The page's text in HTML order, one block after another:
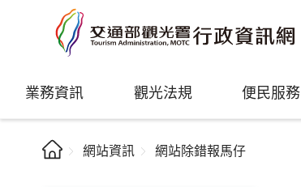
業務資訊 觀光法規 便民服務
網站資訊 網站除錯報馬仔